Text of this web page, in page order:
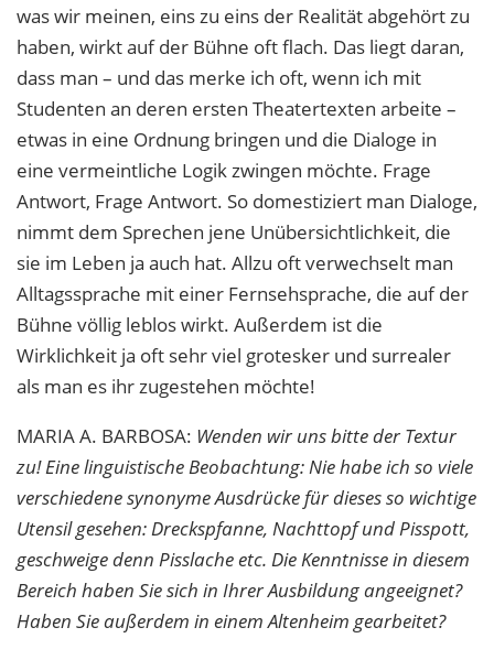
was wir meinen, eins zu eins der Realität abgehört zu
haben, wirkt auf der Bühne oft flach. Das liegt daran,
dass man – und das merke ich oft, wenn ich mit
Studenten an deren ersten Theatertexten arbeite –
etwas in eine Ordnung bringen und die Dialoge in
eine vermeintliche Logik zwingen möchte. Frage
Antwort, Frage Antwort. So domestiziert man Dialoge,
nimmt dem Sprechen jene Unübersichtlichkeit, die
sie im Leben ja auch hat. Allzu oft verwechselt man
Alltagssprache mit einer Fernsehsprache, die auf der
Bühne völlig leblos wirkt. Außerdem ist die
Wirklichkeit ja oft sehr viel grotesker und surrealer
als man es ihr zugestehen möchte!
MARIAA. BARBOSA: Wenden wir uns bitte der Textur
zu! Eine linguistische Beobachtung: Nie habe ich so viele
verschiedene synonyme Ausdrücke für dieses so wichtige
Utensil gesehen: Dreckspfanne, Nachttopf und Pisspott,
geschweige denn Pisslache etc. Die Kenntnisse in diesem
Bereich haben Sie sich in Ihrer Ausbildung angeeignet?
Haben Sie außerdem in einem Altenheim gearbeitet?